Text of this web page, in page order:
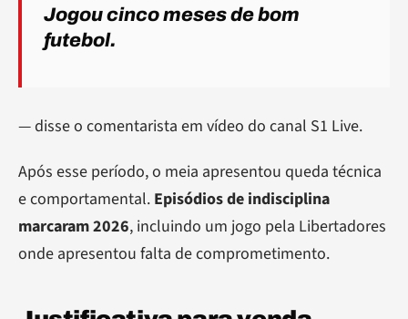
Jogou cinco meses de bom
futebol.
— disse o comentarista em vídeo do canal S1 Live.
Após esse período, o meia apresentou queda técnica
e comportamental. Episódios de indisciplina
marcaram 2026, incluindo um jogo pela Libertadores
onde apresentou falta de comprometimento.